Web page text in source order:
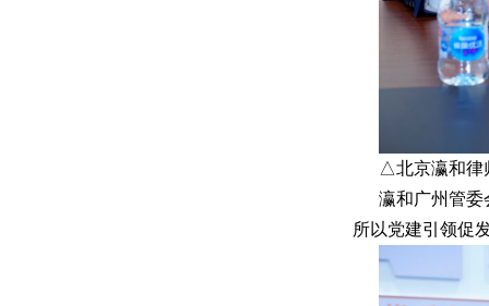
△北京瀛和律
瀛和广州管
所以党建引领促